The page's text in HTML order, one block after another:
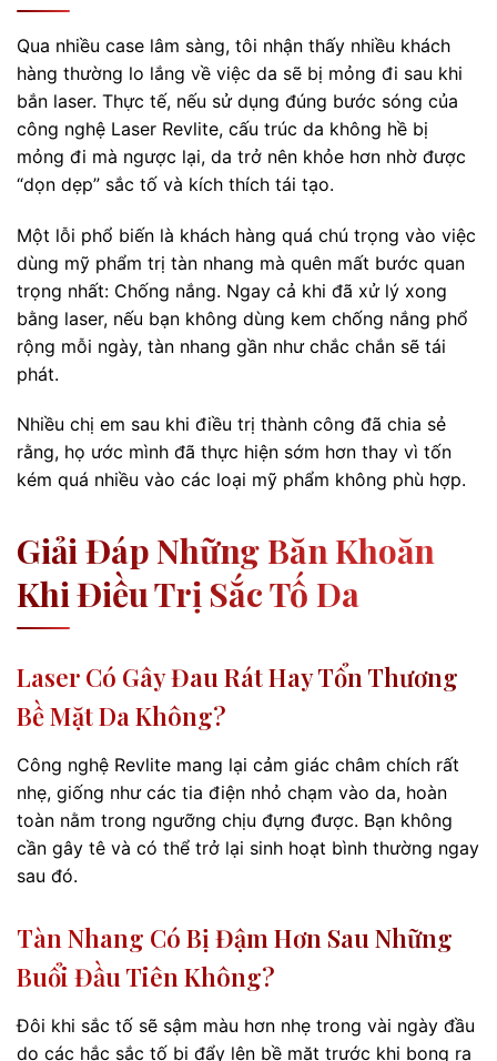
Qua nhiều case lâm sàng, tôi nhận thấy nhiều khách
hàng thường lo lắng về việc da sẽ bị mỏng đi sau khi
bắn laser. Thực tế, nếu sử dụng đúng bước sóng của
công nghệ Laser Revlite, cấu trúc da không hề bị
mỏng đi mà ngược lại, da trở nên khỏe hơn nhờ được
“dọn dẹp” sắc tố và kích thích tái tạo.
Một lỗi phổ biến là khách hàng quá chú trọng vào việc
dùng mỹ phẩm trị tàn nhang mà quên mất bước quan
trọng nhất: Chống nắng. Ngay cả khi đã xử lý xong
bằng laser, nếu bạn không dùng kem chống nắng phổ
rộng mỗi ngày, tàn nhang gần như chắc chắn sẽ tái
phát.
Nhiều chị em sau khi điều trị thành công đã chia sẻ
rằng, họ ước mình đã thực hiện sớm hơn thay vì tốn
kém quá nhiều vào các loại mỹ phẩm không phù hợp.
Giải Đáp Những Băn Khoăn
Khi Điều Trị Sắc Tố Da
Laser Có Gây Đau Rát Hay Tổn Thương
Bề Mặt Da Không?
Công nghệ Revlite mang lại cảm giác châm chích rất
nhẹ, giống như các tia điện nhỏ chạm vào da, hoàn
toàn nằm trong ngưỡng chịu đựng được. Bạn không
cần gây tê và có thể trở lại sinh hoạt bình thường ngay
sau đó.
Tàn Nhang Có Bị Đậm Hơn Sau Những
Buổi Đầu Tiên Không?
Đôi khi sắc tố sẽ sậm màu hơn nhẹ trong vài ngày đầu
do các hắc sắc tố bị đẩy lên bề mặt trước khi bong ra